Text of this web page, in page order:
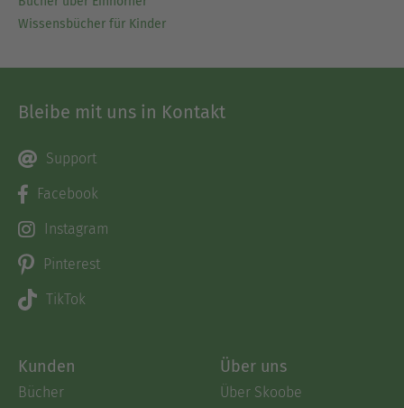
Wissensbücher für Kinder
Bleibe mit uns in Kontakt
Support
Facebook
Instagram
Pinterest
TikTok
Kunden
Bücher
Über uns
Über Skoobe